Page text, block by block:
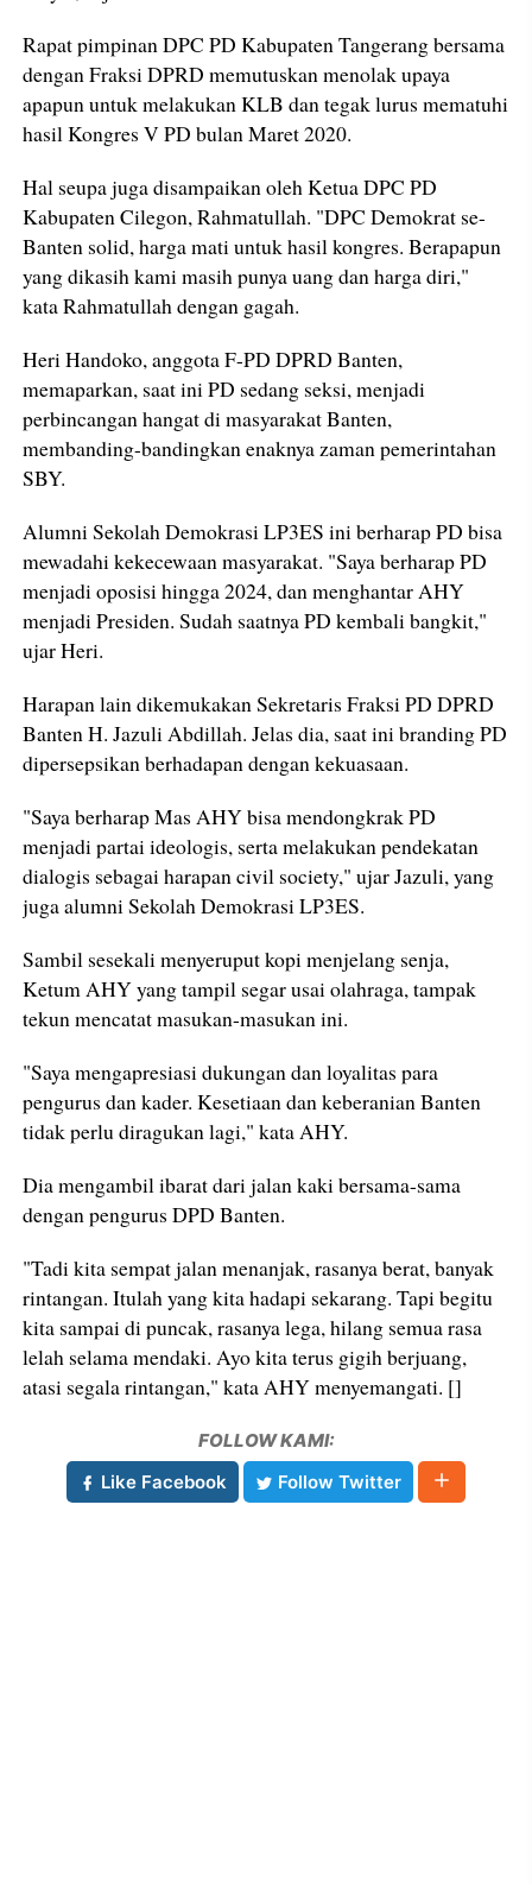
Rapat pimpinan DPC PD Kabupaten Tangerang bersama
dengan Fraksi DPRD memutuskan menolak upaya
apapun untuk melakukan KLB dan tegak lurus mematuhi
hasil Kongres V PD bulan Maret 2020.
Hal seupa juga disampaikan oleh Ketua DPC PD
Kabupaten Cilegon, Rahmatullah. "DPC Demokrat se-
Banten solid, harga mati untuk hasil kongres. Berapapun
yang dikasih kami masih punya uang dan harga diri,"
kata Rahmatullah dengan gagah.
Heri Handoko, anggota F-PD DPRD Banten,
memaparkan, saat ini PD sedang seksi, menjadi
perbincangan hangat di masyarakat Banten,
membanding-bandingkan enaknya zaman pemerintahan
SBY.
Alumni Sekolah Demokrasi LP3ES ini berharap PD bisa
mewadahi kekecewaan masyarakat. "Saya berharap PD
menjadi oposisi hingga 2024, dan menghantar AHY
menjadi Presiden. Sudah saatnya PD kembali bangkit,"
ujar Heri.
Harapan lain dikemukakan Sekretaris Fraksi PD DPRD
Banten H. Jazuli Abdillah. Jelas dia, saat ini branding PD
dipersepsikan berhadapan dengan kekuasaan.
"Saya berharap Mas AHY bisa mendongkrak PD
menjadi partai ideologis, serta melakukan pendekatan
dialogis sebagai harapan civil society," ujar Jazuli, yang
juga alumni Sekolah Demokrasi LP3ES.
Sambil sesekali menyeruput kopi menjelang senja,
Ketum AHY yang tampil segar usai olahraga, tampak
tekun mencatat masukan-masukan ini.
"Saya mengapresiasi dukungan dan loyalitas para
pengurus dan kader. Kesetiaan dan keberanian Banten
tidak perlu diragukan lagi," kata AHY.
Dia mengambil ibarat dari jalan kaki bersama-sama
dengan pengurus DPD Banten.
"Tadi kita sempat jalan menanjak, rasanya berat, banyak
rintangan. Itulah yang kita hadapi sekarang. Tapi begitu
kita sampai di puncak, rasanya lega, hilang semua rasa
lelah selama mendaki. Ayo kita terus gigih berjuang,
atasi segala rintangan," kata AHY menyemangati. []
FOLLOW KAMI:
Like Facebook
Follow Twitter